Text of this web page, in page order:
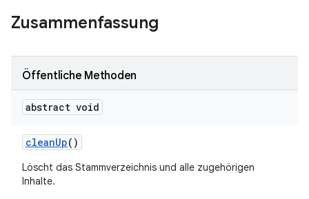
Zusammenfassung
Öffentliche Methoden
abstract void
cleanUp()
Löscht das Stammverzeichnis und alle zugehörigen
Inhalte.